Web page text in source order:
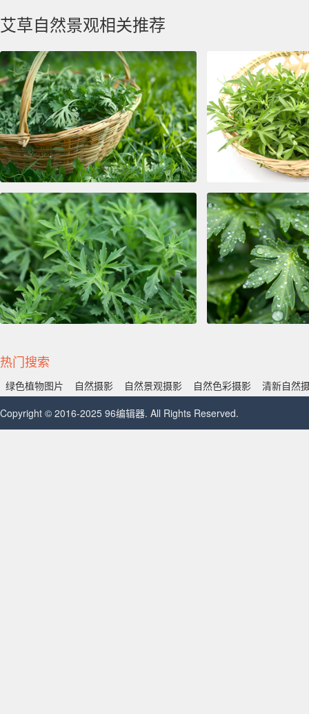
艾草自然景观相关推荐
热门搜索
绿色植物图片 自然摄影 自然景观摄影 自然色彩摄影
清新自然
Copyright © 2016-2025 96编辑器. All Rights Reserved.